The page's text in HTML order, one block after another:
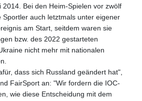
2014. Bei den Heim-Spielen vor zwölf
Sportler auch letztmals unter eigener
am Start, seitdem waren sie
bzw. des 2022 gestarteten
nicht mehr mit nationalen
dass sich Russland geändert hat",
FairSport an: "Wir fordern die IOC-
wie diese Entscheidung mit dem